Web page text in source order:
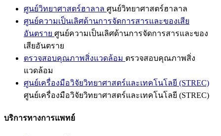
ศูนย์วิทยาศาสตร์ฮาลาล ศูนย์วิทยาศาสตร์ฮาลาล
ศูนย์ความเป็นเลิศด้านการจัดการสารและของเสีย
อันตราย ศูนย์ความเป็นเลิศด้านการจัดการสารและของ
เสียอันตราย
ตรวจสอบคุณภาพสิ่งแวดล้อม ตรวจสอบคุณภาพสิ่ง
แวดล้อม
ศูนย์เครื่องมือวิจัยวิทยาศาสตร์และเทคโนโลยี (STREC)
ศูนย์เครื่องมือวิจัยวิทยาศาสตร์และเทคโนโลยี (STREC)
บริการทางการแพทย์